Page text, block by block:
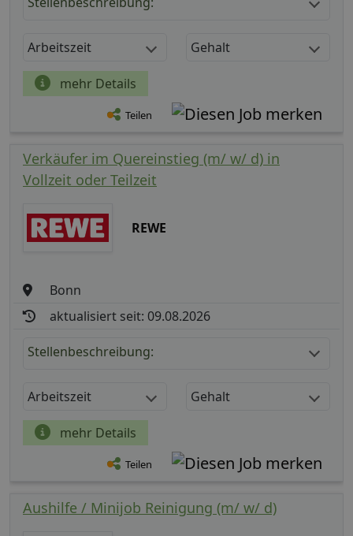
Arbeitszeit Gehalt
mehr Details
Teilen
Verkäufer im Quereinstieg (m/ w/ d) in
Vollzeit oder Teilzeit
REWE
Bonn
aktualisiert seit: 09.08.2026
Stellenbeschreibung:
Arbeitszeit Gehalt
mehr Details
Teilen
Aushilfe / Minijob Reinigung (m/ w/ d)